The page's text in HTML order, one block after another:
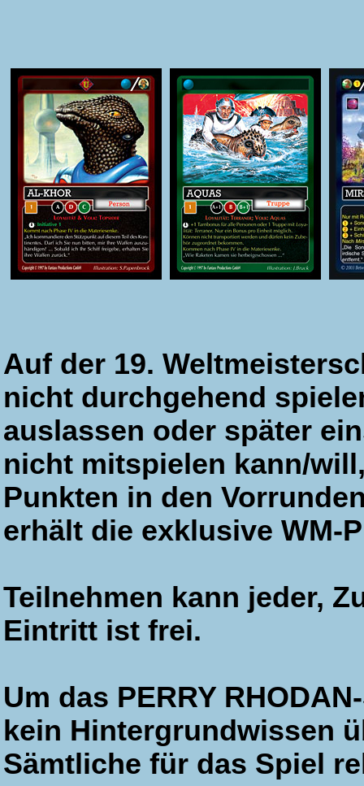
Auf der 19.
nicht durchgehend
auslassen oder später
nicht mitspielen kann/
Punkten in den
erhält die exklusive WM-
Teilnehmen kann jeder,
Eintritt ist frei.
Um das PERRY
kein Hintergrundwissen
Sämtliche für das Spiel